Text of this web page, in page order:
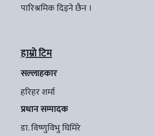
पारिश्रमिक दिइने छैन ।
हाम्रो टिम
सल्लाहकार
हरिहर शर्मा
प्रधान सम्पादक
डा. विष्णुविभु घिमिरे